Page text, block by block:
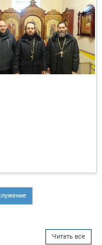
Читать все